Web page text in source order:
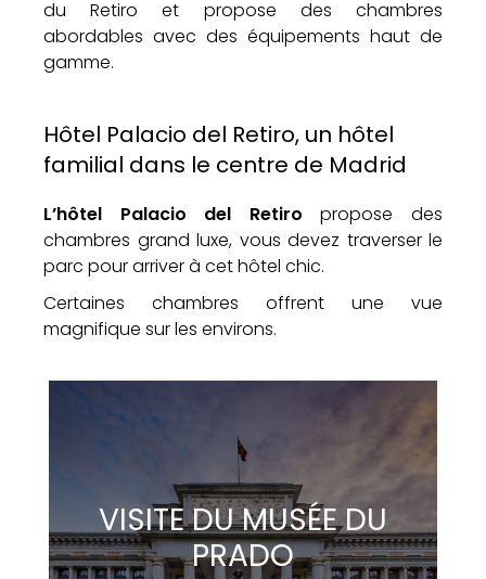
du Retiro et propose des chambres
abordables avec des équipements haut de
gamme.
Hôtel Palacio del Retiro, un hôtel
familial dans le centre de Madrid
L’hôtel Palacio del Retiro propose des
chambres grand luxe, vous devez traverser le
parc pour arriver à cet hôtel chic.
Certaines chambres offrent une vue
magnifique sur les environs.
VISITE DU MUSÉE DU
PRADO